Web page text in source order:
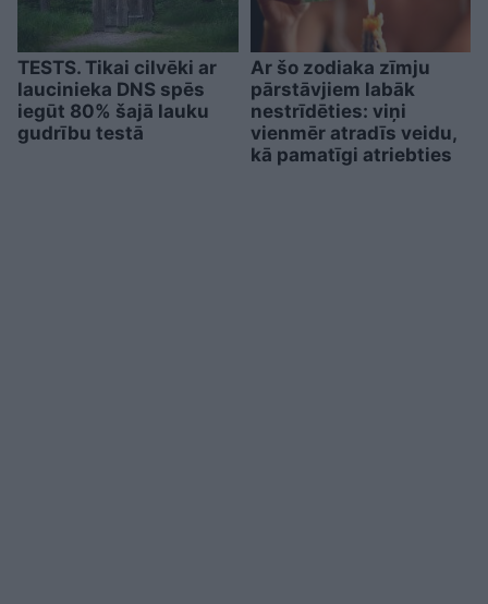
TESTS. Tikai cilvēki ar
laucinieka DNS spēs
iegūt 80% šajā lauku
gudrību testā
Ar šo zodiaka zīmju
pārstāvjiem labāk
nestrīdēties: viņi
vienmēr atradīs veidu,
kā pamatīgi atriebties